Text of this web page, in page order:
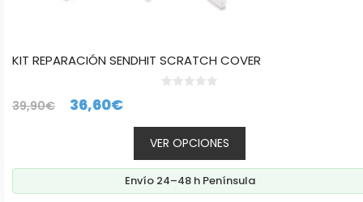
KIT REPARACIÓN SENDHIT SCRATCH COVER
5
39,90€
El
era:
39,90€.
36,60€El
precio
actual
es:
36,60€.
VER OPCIONES
Envío 24–48 h Península